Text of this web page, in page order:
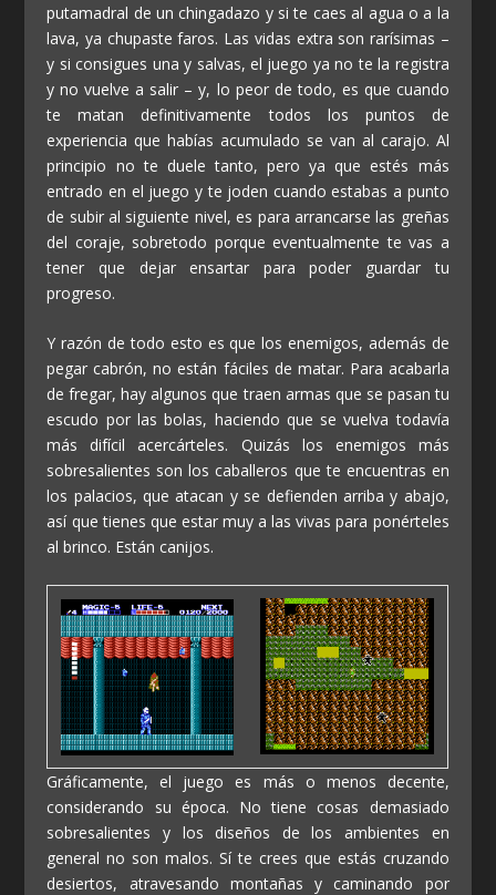
putamadral de un chingadazo y si te caes al agua o a la
lava, ya chupaste faros. Las vidas extra son rarísimas –
y si consigues una y salvas, el juego ya no te la registra
y no vuelve a salir – y, lo peor de todo, es que cuando
te matan definitivamente todos los puntos de
experiencia que habías acumulado se van al carajo. Al
principio no te duele tanto, pero ya que estés más
entrado en el juego y te joden cuando estabas a punto
de subir al siguiente nivel, es para arrancarse las greñas
del coraje, sobretodo porque eventualmente te vas a
tener que dejar ensartar para poder guardar tu
progreso.
Y razón de todo esto es que los enemigos, además de
pegar cabrón, no están fáciles de matar. Para acabarla
de fregar, hay algunos que traen armas que se pasan tu
escudo por las bolas, haciendo que se vuelva todavía
más difícil acercárteles. Quizás los enemigos más
sobresalientes son los caballeros que te encuentras en
los palacios, que atacan y se defienden arriba y abajo,
así que tienes que estar muy a las vivas para ponérteles
al brinco. Están canijos.
Gráficamente, el juego es más o menos decente,
considerando su época. No tiene cosas demasiado
sobresalientes y los diseños de los ambientes en
general no son malos. Sí te crees que estás cruzando
desiertos, atravesando montañas y caminando por